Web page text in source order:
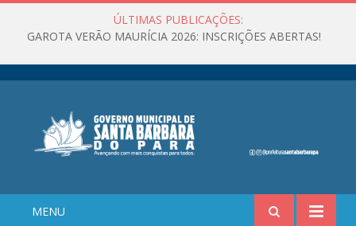
ÚLTIMAS PUBLICAÇÕES:
GAROTA VERÃO MAURÍCIA 2026: INSCRIÇÕES ABERTAS!
MENU